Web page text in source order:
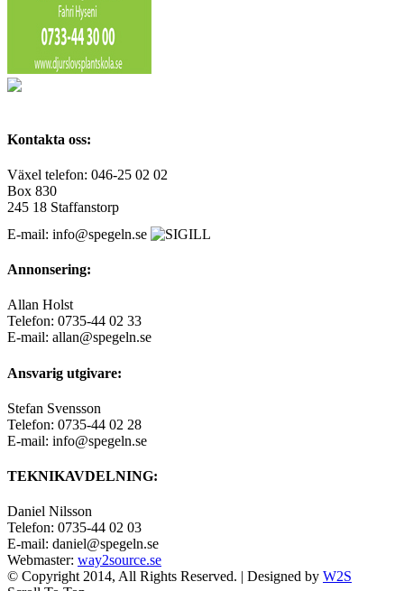
Kontakta oss:
Växel telefon: 046-25 02 02
Box 830
245 18 Staffanstorp
E-mail: info@spegeln.se
Annonsering:
Allan Holst
Telefon: 0735-44 02 33
E-mail: allan@spegeln.se
Ansvarig utgivare:
Stefan Svensson
Telefon: 0735-44 02 28
E-mail: info@spegeln.se
TEKNIKAVDELNING:
Daniel Nilsson
Telefon: 0735-44 02 03
E-mail: daniel@spegeln.se
Webmaster: way2source.se
© Copyright 2014, All Rights Reserved. | Designed by W2S